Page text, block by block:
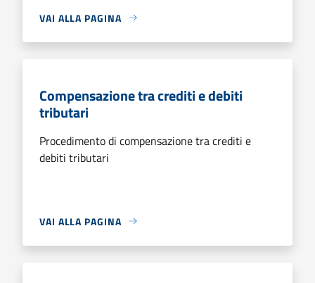
VAI ALLA PAGINA
Compensazione tra crediti e debiti
tributari
Procedimento di compensazione tra crediti e
debiti tributari
VAI ALLA PAGINA